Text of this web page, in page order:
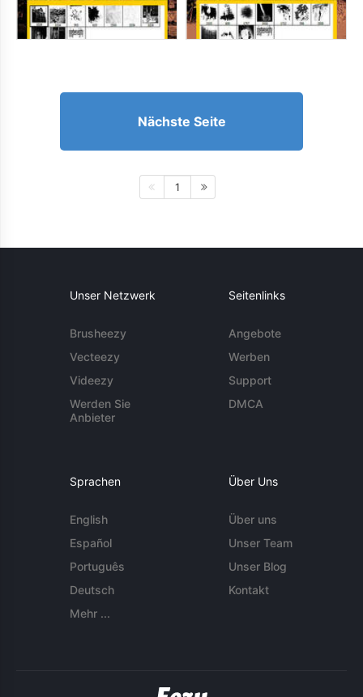
Nächste Seite
1
Unser Netzwerk
Brusheezy
Vecteezy
Videezy
Werden Sie
Anbieter
Seitenlinks
Angebote
Werben
Support
DMCA
Sprachen
English
Español
Português
Deutsch
Mehr ...
Über Uns
Über uns
Unser Team
Unser Blog
Kontakt